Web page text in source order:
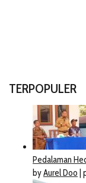
TERPOPULER